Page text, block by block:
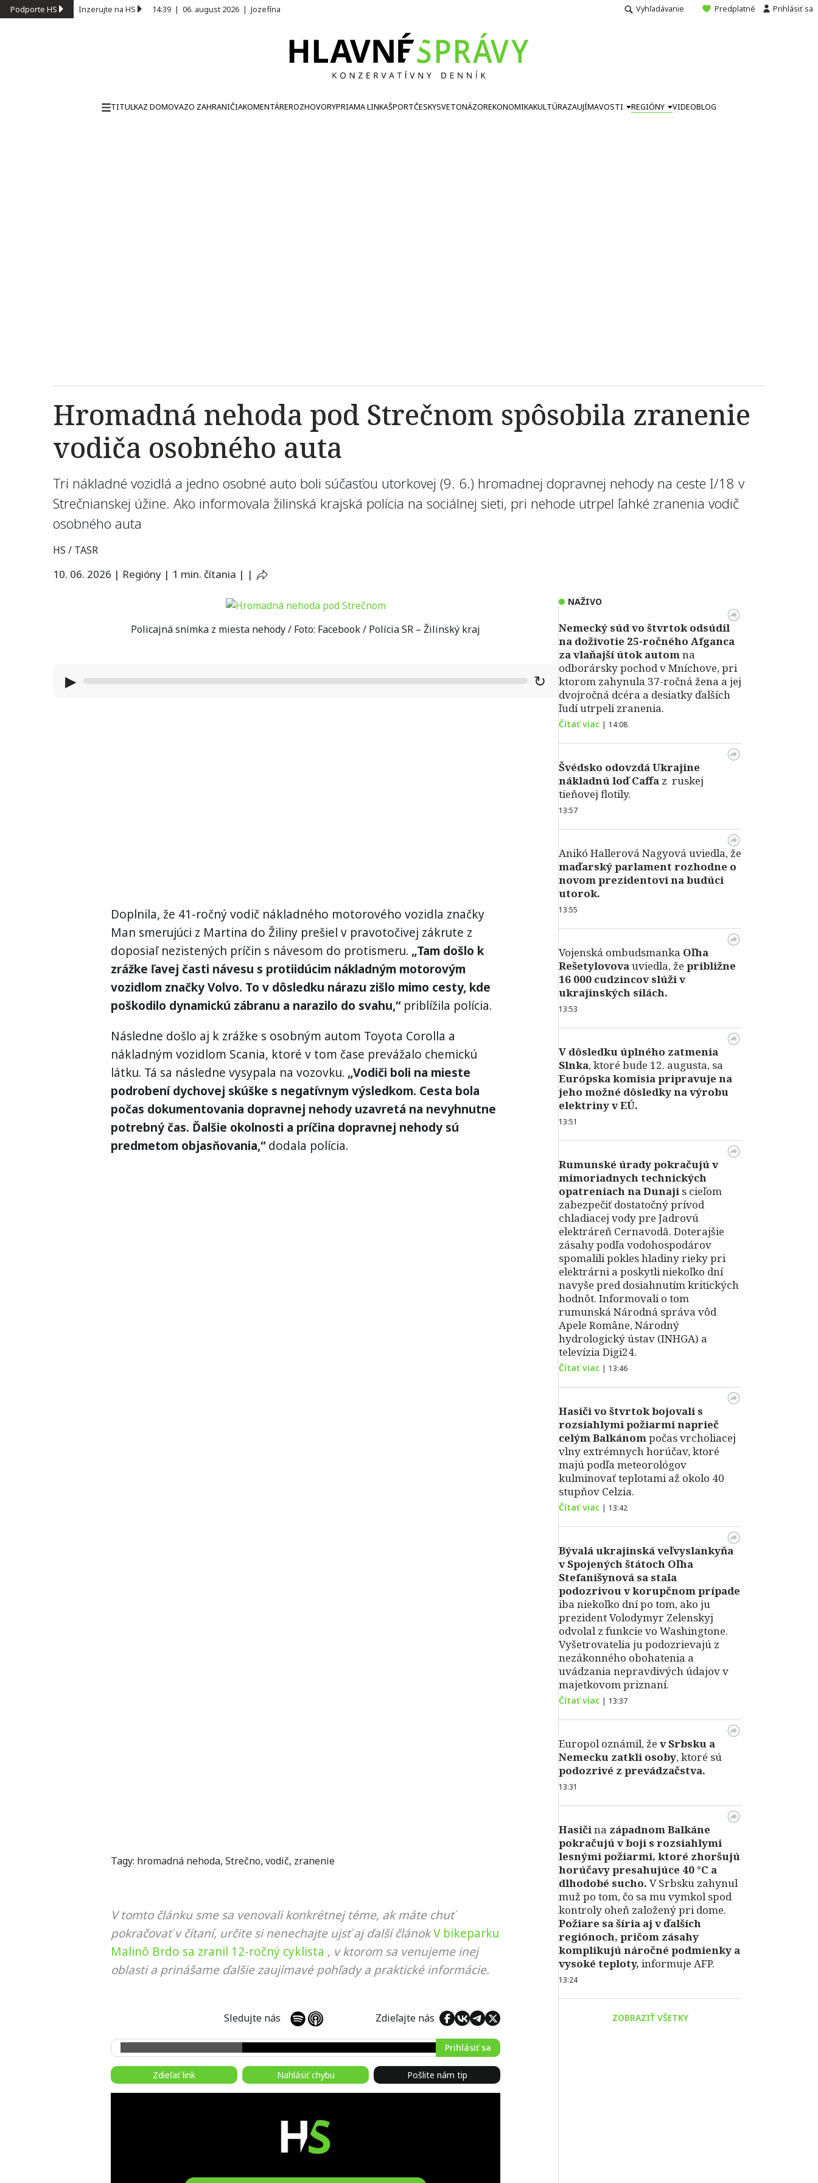
Podporte HS Inzerujte na HS 14:39 | 06. august 2026 | Jozefína Vyhľadávanie Predplatné Prihlásiť sa
TITULKAZ DOMOVAZO ZAHRANIČIAKOMENTÁREROZHOVORYPRIAMA LINKAŠPORTČESKYSVETONÁZOREKONOMIKAKULTÚRAZAUJÍMAVOSTI REGIÓNY VIDEOBLOG
Hromadná nehoda pod Strečnom spôsobila zranenie
vodiča osobného auta
Tri nákladné vozidlá a jedno osobné auto boli súčasťou utorkovej (9. 6.) hromadnej dopravnej nehody na ceste I/18 v
Strečnianskej úžine. Ako informovala žilinská krajská polícia na sociálnej sieti, pri nehode utrpel ľahké zranenia vodič
osobného auta
HS / TASR
10. 06. 2026 | Regióny | 1 min. čítania | |
Policajná snímka z miesta nehody / Foto: Facebook / Polícia SR – Žilinský kraj
▶ ↻
Doplnila, že 41-ročný vodič nákladného motorového vozidla značky
Man smerujúci z Martina do Žiliny prešiel v pravotočivej zákrute z
doposiaľ nezistených príčin s návesom do protismeru. „Tam došlo k
zrážke ľavej časti návesu s protiidúcim nákladným motorovým
vozidlom značky Volvo. To v dôsledku nárazu zišlo mimo cesty, kde
poškodilo dynamickú zábranu a narazilo do svahu,“priblížila polícia.
Následne došlo aj k zrážke s osobným autom Toyota Corolla a
nákladným vozidlom Scania, ktoré v tom čase prevážalo chemickú
látku. Tá sa následne vysypala na vozovku. „Vodiči boli na mieste
podrobení dychovej skúške s negatívnym výsledkom. Cesta bola
počas dokumentovania dopravnej nehody uzavretá na nevyhnutne
potrebný čas. Ďalšie okolnosti a príčina dopravnej nehody sú
predmetom objasňovania,“dodala polícia.
Tagy: hromadná nehoda, Strečno, vodič, zranenie
V tomto článku sme sa venovali konkrétnej téme, ak máte chuť
pokračovať v čítaní, určite si nenechajte ujsť aj ďalší článokV bikeparku
Malinô Brdo sa zranil 12-ročný cyklista , v ktorom sa venujeme inej
oblasti a prinášame ďalšie zaujímavé pohľady a praktické informácie.
Sledujte nás Zdieľajte nás
Prihlásiť sa
Zdieľať link Nahlásiť chybu Pošlite nám tip
NAŽIVO
Nemecký súd vo štvrtok odsúdil
na doživotie 25-ročného Afganca
za vlaňajší útok automna
odborársky pochod v Mníchove, pri
ktorom zahynula 37-ročná žena a jej
dvojročná dcéra a desiatky ďalších
ľudí utrpeli zranenia.
Čítať viac | 14:08
Švédsko odovzdá Ukrajine
nákladnú loď Caffa z ruskej
tieňovej flotily.
13:57
Anikó Hallerová Nagyová uviedla, že
maďarský parlament rozhodne o
novom prezidentovi na budúci
utorok.
13:55
Vojenská ombudsmanka Oľha
Rešetylovovauviedla, že približne
16 000 cudzincov slúži v
ukrajinských silách.
13:53
V dôsledku úplného zatmenia
Slnka, ktoré bude 12. augusta, sa
Európska komisia pripravuje na
jeho možné dôsledky na výrobu
elektriny v EÚ.
13:51
Rumunské úrady pokračujú v
mimoriadnych technických
opatreniach na Dunaji s cieľom
zabezpečiť dostatočný prívod
chladiacej vody pre Jadrovú
elektráreň Cernavodă. Doterajšie
zásahy podľa vodohospodárov
spomalili pokles hladiny rieky pri
elektrárni a poskytli niekoľko dní
navyše pred dosiahnutím kritických
hodnôt. Informovali o tom
rumunská Národná správa vôd
Apele Române, Národný
hydrologický ústav (INHGA) a
televízia Digi24.
Čítať viac | 13:46
Hasiči vo štvrtok bojovali s
rozsiahlymi požiarmi naprieč
celým Balkánompočas vrcholiacej
vlny extrémnych horúčav, ktoré
majú podľa meteorológov
kulminovať teplotami až okolo 40
stupňov Celzia.
Čítať viac | 13:42
Bývalá ukrajinská veľvyslankyňa
v Spojených štátoch Oľha
Stefanišynová sa stala
podozrivou v korupčnom prípade
iba niekoľko dní po tom, ako ju
prezident Volodymyr Zelenskyj
odvolal z funkcie vo Washingtone.
Vyšetrovatelia ju podozrievajú z
nezákonného obohatenia a
uvádzania nepravdivých údajov v
majetkovom priznaní.
Čítať viac | 13:37
Europol oznámil, že v Srbsku a
Nemecku zatkli osoby, ktoré sú
podozrivé z prevádzačstva.
13:31
Hasičina západnom Balkáne
pokračujú v boji s rozsiahlymi
lesnými požiarmi, ktoré zhoršujú
horúčavy presahujúce 40 °C a
dlhodobé sucho. V Srbsku zahynul
muž po tom, čo sa mu vymkol spod
kontroly oheň založený pri dome.
Požiare sa šíria aj v ďalších
regiónoch, pričom zásahy
komplikujú náročné podmienky a
vysoké teploty, informuje AFP.
13:24
ZOBRAZIŤ VŠETKY